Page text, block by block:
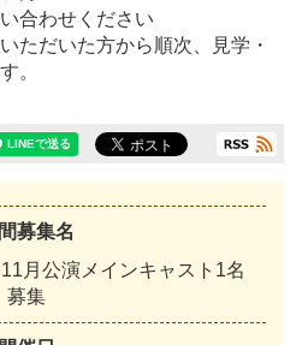
合わせください
た方から順次、見学・
。
募集名
月公演メインキャスト1名
募集